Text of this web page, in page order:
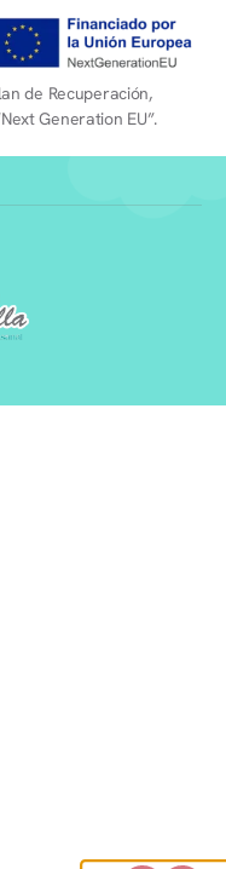
de Recuperación,
Generation EU”.